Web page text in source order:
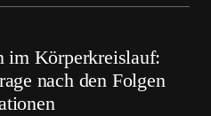
im Körperkreislauf:
nach den Folgen